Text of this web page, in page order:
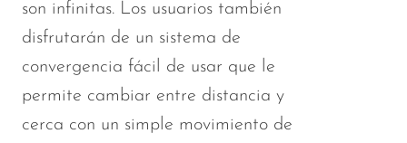
son infinitas. Los usuarios también
disfrutarán de un sistema de
convergencia fácil de usar que le
permite cambiar entre distancia y
cerca con un simple movimiento de